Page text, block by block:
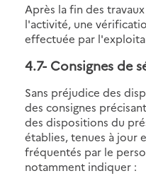
Après la fin des
l'activité, une
effectuée par
4.7- Consignes de
Sans préjudice des
des consignes
des dispositions du
établies, tenues à jour
fréquentés par le
notamment indiquer :